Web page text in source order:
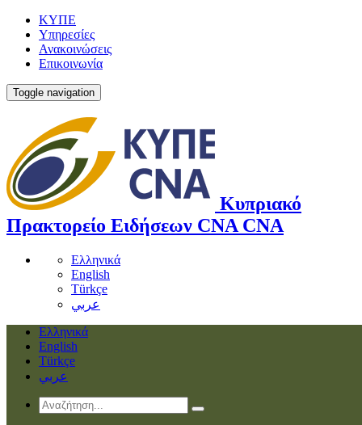
ΚΥΠΕ
Υπηρεσίες
Ανακοινώσεις
Επικοινωνία
Toggle navigation
Κυπριακό
Πρακτορείο Ειδήσεων CNA CNA
Ελληνικά
English
Türkçe
عربي
Ελληνικά
English
Türkçe
عربي